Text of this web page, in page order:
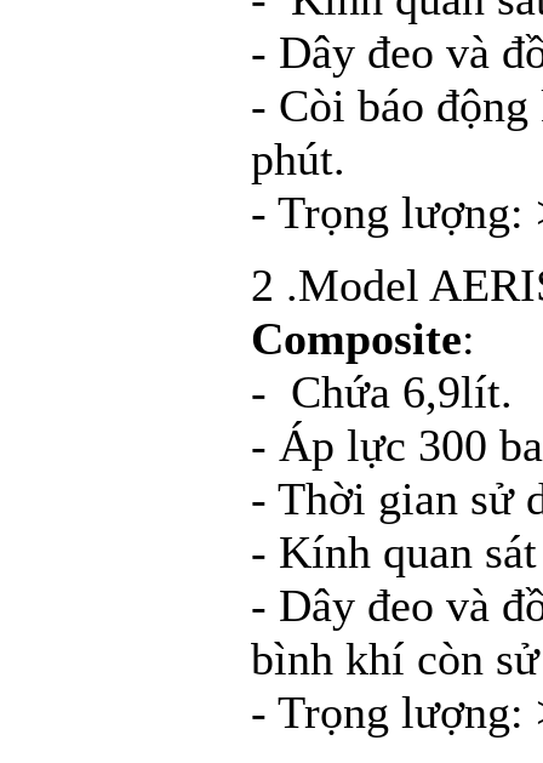
- Dây đeo và
- Còi báo
phút.
- Trọng lượng:
2 .Model
Composite:
- Chứa 6,9lít.
- Áp lực 300
- Thời gian sử
- Kính quan
- Dây đeo và
bình khí còn
- Trọng lượng: